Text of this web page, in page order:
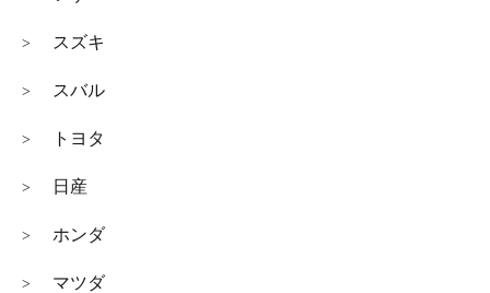
> スズキ
> スバル
> トヨタ
> 日産
> ホンダ
> マツダ